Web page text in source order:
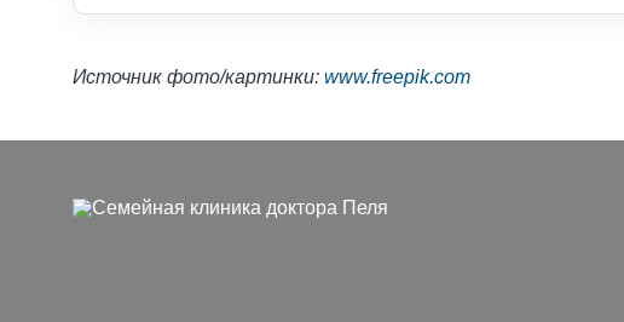
Источник фото/картинки: www.freepik.com